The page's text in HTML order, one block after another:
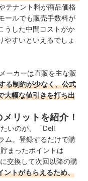
テナント料が商品価格
ールでも販売手数料が
うした中間コストがか
やすいといえるでしょ
ーカーは直販を主な販
る制約が少なく、公式
大幅な値引きを打ち出
リットを紹介！
いのが、「Dell
ム。登録するだけで購
まったポイントは
交換して次回以降の購
ントがもらえるため、